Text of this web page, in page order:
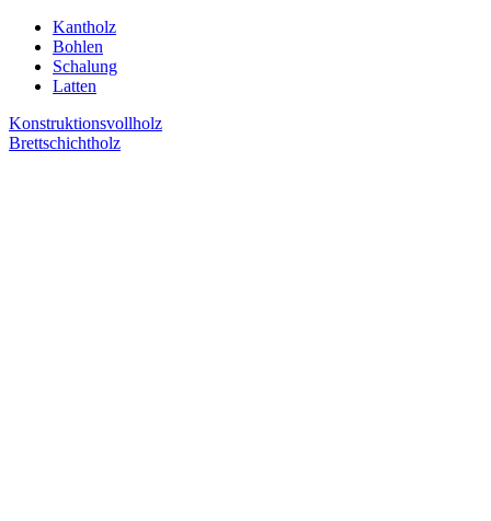
Kantholz
Bohlen
Schalung
Latten
Konstruktionsvollholz
Brettschichtholz